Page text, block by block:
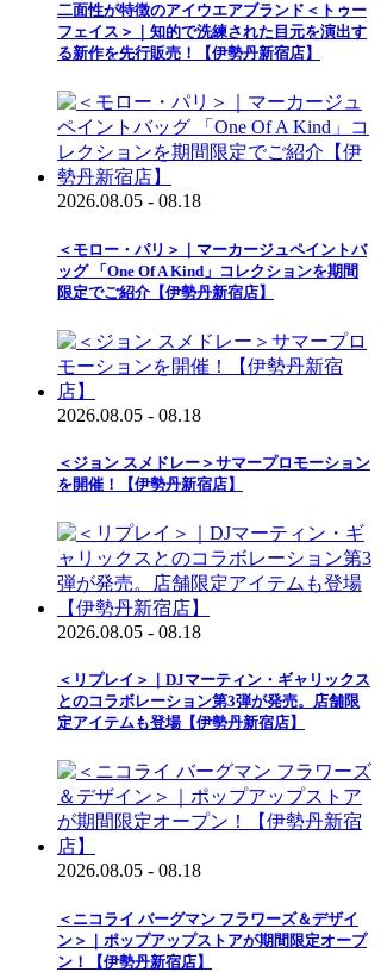
二面性が特徴のアイウエアブランド＜トゥー
フェイス＞｜知的で洗練された目元を演出す
る新作を先行販売！【伊勢丹新宿店】
2026.08.05 - 08.18
＜モロー・パリ＞｜マーカージュペイントバ
ッグ 「One Of A Kind」コレクションを期間
限定でご紹介【伊勢丹新宿店】
2026.08.05 - 08.18
＜ジョン スメドレー＞サマープロモーション
を開催！【伊勢丹新宿店】
2026.08.05 - 08.18
＜リプレイ＞｜DJマーティン・ギャリックス
とのコラボレーション第3弾が発売。店舗限
定アイテムも登場【伊勢丹新宿店】
2026.08.05 - 08.18
＜ニコライ バーグマン フラワーズ＆デザイ
ン＞｜ポップアップストアが期間限定オープ
ン！【伊勢丹新宿店】